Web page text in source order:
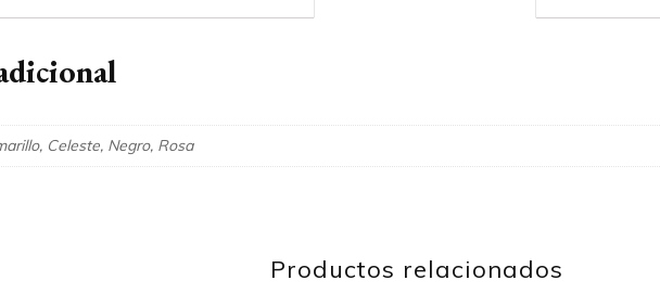
Celeste, Negro, Rosa
Productos relacionados